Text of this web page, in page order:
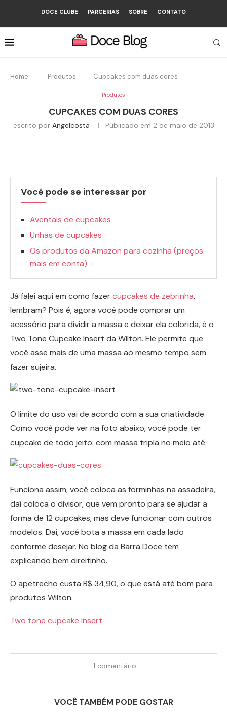
DOCE CLUBE PARCERIAS SOBRE CONTATO
Home Produtos Cupcakes com duas cores
Produtos
CUPCAKES COM DUAS CORES
escrito por Angelcosta Publicado em 2 de maio de 2013
Você pode se interessar por
Aventais de cupcakes
Unhas de cupcakes
Os produtos da Amazon para cozinha (preços
mais em conta)
Já falei aqui em como fazercupcakes de zebrinha,
lembram? Pois é, agora você pode comprar um
acessório para dividir a massa e deixar ela colorida, é o
Two Tone Cupcake Insert da Wilton. Ele permite que
você asse mais de uma massa ao mesmo tempo sem
fazer sujeira.
O limite do uso vai de acordo com a sua criatividade.
Como você pode ver na foto abaixo, você pode ter
cupcake de todo jeito: com massa tripla no meio até.
Funciona assim, você coloca as forminhas na assadeira,
daí coloca o divisor, que vem pronto para se ajudar a
forma de 12 cupcakes, mas deve funcionar com outros
modelos. Daí, você bota a massa em cada lado
conforme desejar. No blog da Barra Doce tem
explicando bem direitinho.
O apetrecho custa R$ 34,90, o que está até bom para
produtos Wilton.
Two tone cupcake insert
1 comentário
VOCÊ TAMBÉM PODE GOSTAR